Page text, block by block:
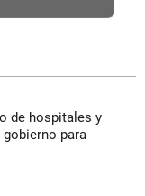
de hospitales y
para